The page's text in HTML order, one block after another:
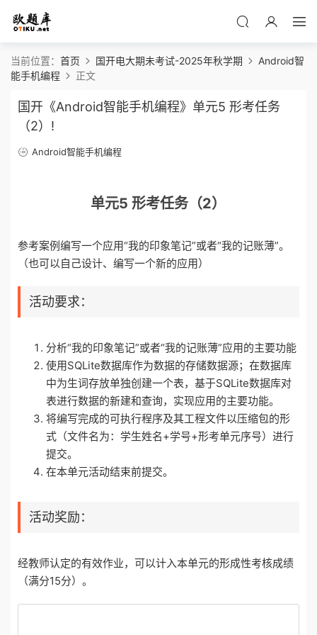
当前位置： 首页 国开电大期未考试-2025年秋学期
Android智
能手机编程
正文
国开《Android智能手机编程》单元5 形考任务
（2）!
Android智能手机编程
单元5 形考任务（2）
参考案例编写一个应用“我的印象笔记”或者“我的记账薄”。
（也可以自己设计、编写一个新的应用）
活动要求：
分析“我的印象笔记”或者“我的记账薄”应用的主要功能
使用SQLite数据库作为数据的存储数据源；在数据库
中为生词存放单独创建一个表，基于SQLite数据库对
表进行数据的新建和查询，实现应用的主要功能。
将编写完成的可执行程序及其工程文件以压缩包的形
式（文件名为：学生姓名+学号+形考单元序号）进行
提交。
在本单元活动结束前提交。
活动奖励：
经教师认定的有效作业，可以计入本单元的形成性考核成绩
（满分15分）。